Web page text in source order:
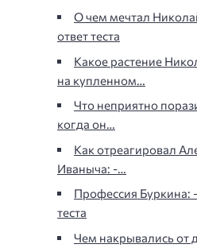
О чем мечтал
ответ теста
Какое растение
на купленном…
Что неприятно
когда он…
Как отреагировал
Иваныча: -…
Профессия Буркина:
теста
Чем накрывались от